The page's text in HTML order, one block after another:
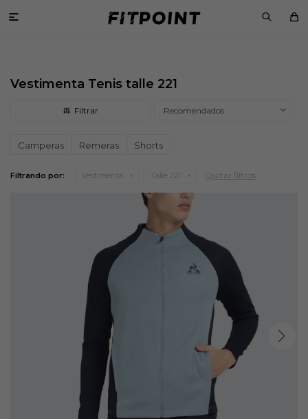

Vestimenta Tenis talle 221
Recomendados
Camperas Remeras Shorts
Filtrando por: Vestimenta Talle 221 Quitar filtros